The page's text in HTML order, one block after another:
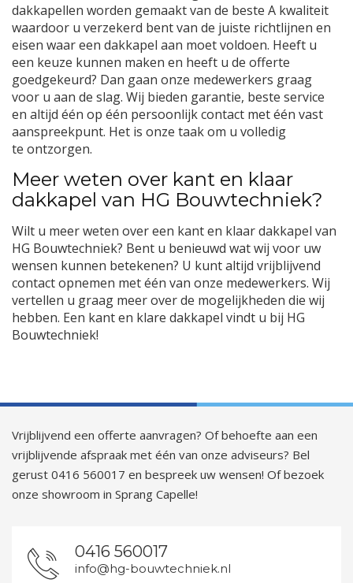
dakkapellen worden gemaakt van de beste A kwaliteit
waardoor u verzekerd bent van de juiste richtlijnen en
eisen waar een dakkapel aan moet voldoen. Heeft u
een keuze kunnen maken en heeft u de offerte
goedgekeurd? Dan gaan onze medewerkers graag
voor u aan de slag. Wij bieden garantie, beste service
en altijd één op één persoonlijk contact met één vast
aanspreekpunt. Het is onze taak om u volledig
te ontzorgen.
Meer weten over kant en klaar
dakkapel van HG Bouwtechniek?
Wilt u meer weten over een kant en klaar dakkapel van
HG Bouwtechniek? Bent u benieuwd wat wij voor uw
wensen kunnen betekenen? U kunt altijd vrijblijvend
contact opnemen met één van onze medewerkers. Wij
vertellen u graag meer over de mogelijkheden die wij
hebben. Een kant en klare dakkapel vindt u bij HG
Bouwtechniek!
Vrijblijvend een offerte aanvragen? Of behoefte aan een
vrijblijvende afspraak met één van onze adviseurs? Bel
gerust 0416 560017 en bespreek uw wensen! Of bezoek
onze showroom in Sprang Capelle!
0416 560017
info@hg-bouwtechniek.nl